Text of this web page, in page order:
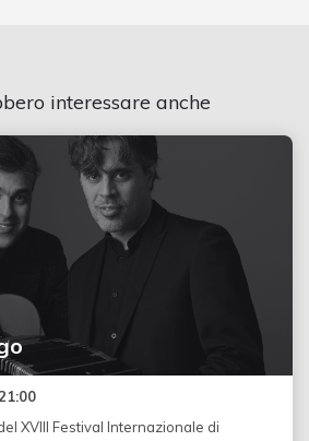
interessare anche
XVIII Festival Internazionale di